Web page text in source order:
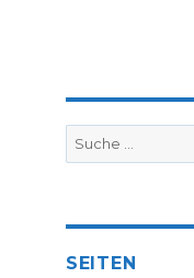
Suche
nach:
SEITEN